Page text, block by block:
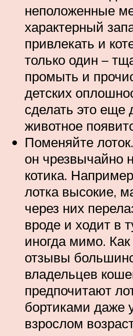
неположенные
характерный
привлекать и
только один –
промыть и
детских
сделать это еще
животное
Поменяйте
он чрезвычайно
котика.
лотка высокие,
через них
вроде и ходит в
иногда мимо.
отзывы
владельцев
предпочитают
бортиками даже
взрослом